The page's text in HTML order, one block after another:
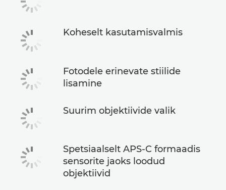
Koheselt kasutamisvalmis
Fotodele erinevate stiilide
lisamine
Suurim objektiivide valik
Spetsiaalselt APS-C formaadis
sensorite jaoks loodud
objektiivid